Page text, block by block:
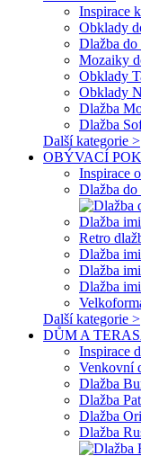
Inspirace
Obklady
Dlažba do
Mozaiky
Obklady
Obklady
Dlažba
Dlažba
Další kategorie >
OBÝVACÍ
Inspirace
Dlažba
Dlažba
Retro
Dlažba
Dlažba
Dlažba
Další kategorie >
DŮM A
Inspirace
Venkovní
Dlažba
Dlažba
Dlažba
Dlažba